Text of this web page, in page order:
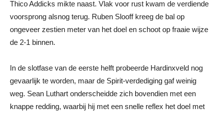
Thico Addicks mikte naast. Vlak voor rust kwam de verdiende
voorsprong alsnog terug. Ruben Slooff kreeg de bal op
ongeveer zestien meter van het doel en schoot op fraaie wijze
de 2-1 binnen.
In de slotfase van de eerste helft probeerde Hardinxveld nog
gevaarlijk te worden, maar de Spirit-verdediging gaf weinig
weg. Sean Luthart onderscheidde zich bovendien met een
knappe redding, waarbij hij met een snelle reflex het doel met